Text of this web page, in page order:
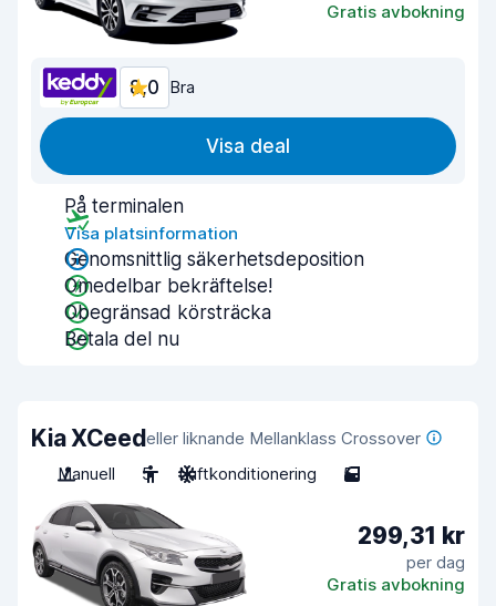
Gratis avbokning
8,0 Bra
Visa deal
På terminalen
Visa platsinformation
Genomsnittlig säkerhetsdeposition
Omedelbar bekräftelse!
Obegränsad körsträcka
Betala del nu
Kia XCeedeller liknande Mellanklass Crossover
Manuell
5 Luftkonditionering 5
299,31 kr
per dag
Gratis avbokning